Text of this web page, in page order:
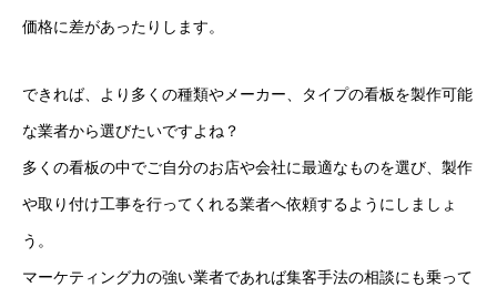
価格に差があったりします。
できれば、より多くの種類やメーカー、タイプの看板を製作可能
な業者から選びたいですよね？
多くの看板の中でご自分のお店や会社に最適なものを選び、製作
や取り付け工事を行ってくれる業者へ依頼するようにしましょ
う。
マーケティング力の強い業者であれば集客手法の相談にも乗って